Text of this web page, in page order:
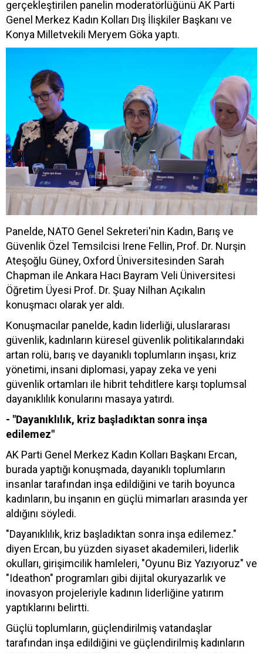
gerçekleştirilen panelin moderatörlüğünü AK Parti
Genel Merkez Kadın Kolları Dış İlişkiler Başkanı ve
Konya Milletvekili Meryem Göka yaptı.
Panelde, NATO Genel Sekreteri'nin Kadın, Barış ve
Güvenlik Özel Temsilcisi Irene Fellin, Prof. Dr. Nurşin
Ateşoğlu Güney, Oxford Üniversitesinden Sarah
Chapman ile Ankara Hacı Bayram Veli Üniversitesi
Öğretim Üyesi Prof. Dr. Şuay Nilhan Açıkalın
konuşmacı olarak yer aldı.
Konuşmacılar panelde, kadın liderliği, uluslararası
güvenlik, kadınların küresel güvenlik politikalarındaki
artan rolü, barış ve dayanıklı toplumların inşası, kriz
yönetimi, insani diplomasi, yapay zeka ve yeni
güvenlik ortamları ile hibrit tehditlere karşı toplumsal
dayanıklılık konularını masaya yatırdı.
- "Dayanıklılık, kriz başladıktan sonra inşa
edilemez"
AK Parti Genel Merkez Kadın Kolları Başkanı Ercan,
burada yaptığı konuşmada, dayanıklı toplumların
insanlar tarafından inşa edildiğini ve tarih boyunca
kadınların, bu inşanın en güçlü mimarları arasında yer
aldığını söyledi.
"Dayanıklılık, kriz başladıktan sonra inşa edilemez."
diyen Ercan, bu yüzden siyaset akademileri, liderlik
okulları, girişimcilik hamleleri, "Oyunu Biz Yazıyoruz" ve
"Ideathon" programları gibi dijital okuryazarlık ve
inovasyon projeleriyle kadının liderliğine yatırım
yaptıklarını belirtti.
Güçlü toplumların, güçlendirilmiş vatandaşlar
tarafından inşa edildiğini ve güçlendirilmiş kadınların